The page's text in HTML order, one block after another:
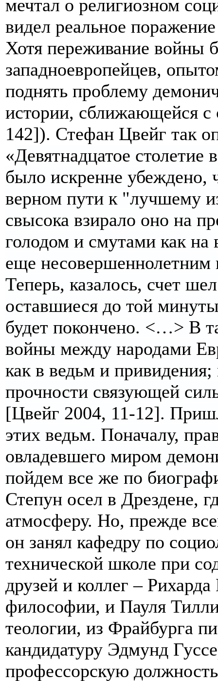
мечтал о религиозном
видел реальное
Хотя переживание войны
западноевропейцев,
поднять проблему
истории, сближающейся
142]). Стефан Цвейг так
«Девятнадцатое столетие
было искренне убеждено,
верном пути к "лучшему
свысока взирало оно на
голодом и смутами как на
еще
Теперь, казалось, счет
оставшиеся до той
будет покончено. <…> В
войны между народами
как в ведьм и
прочности связующей
[Цвейг 2004, 11-12].
этих ведьм. Поначалу,
овладевшего миром
пойдем все же по
Степун осел в Дрездене,
атмосферу. Но, прежде
он занял кафедру по
технической школе при
друзей и коллег –
философии, и Пауля
теологии, из Фрайбурга
кандидатуру Эдмунд
профессорскую